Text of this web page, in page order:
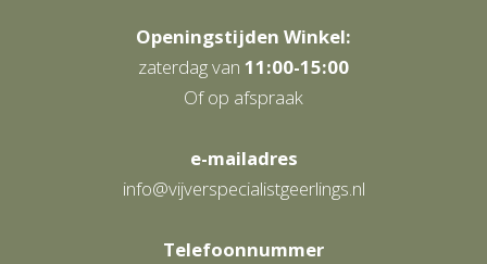
Openingstijden Winkel:
zaterdag van 11:00-15:00
Of op afspraak
e-mailadres
info@vijverspecialistgeerlings.nl
Telefoonnummer